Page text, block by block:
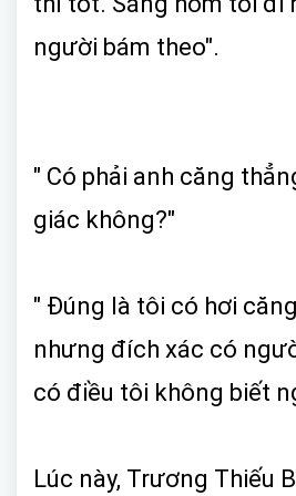
người bám theo".
" Có phải anh căng
giác không?"
" Đúng là tôi có hơi
nhưng đích xác có
có điều tôi không biết
Lúc này, Trương Thiếu